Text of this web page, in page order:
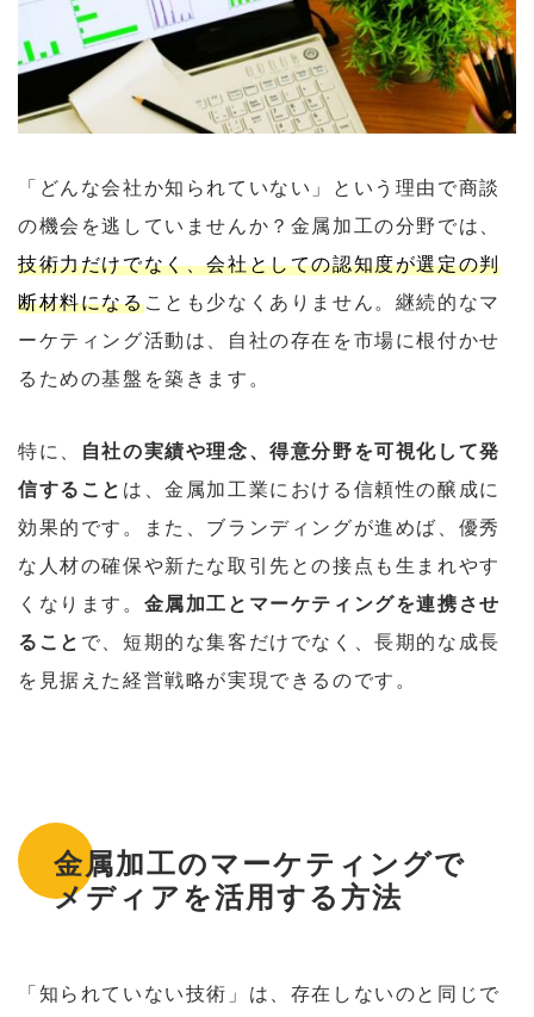
「どんな会社か知られていない」という理由で商談
の機会を逃していませんか？金属加工の分野では、
技術力だけでなく、会社としての認知度が選定の判
断材料になることも少なくありません。継続的なマ
ーケティング活動は、自社の存在を市場に根付かせ
るための基盤を築きます。
特に、
自社の実績や理念、得意分野を可視化して発
信すること は、金属加工業における信頼性の醸成に
効果的です。また、ブランディングが進めば、優秀
な人材の確保や新たな取引先との接点も生まれやす
くなります。 金属加工とマーケティングを連携させ
ること で、短期的な集客だけでなく、長期的な成長
を見据えた経営戦略が実現できるのです。
金属加工のマーケティングで
メディアを活用する方法
「知られていない技術」は、存在しないのと同じで